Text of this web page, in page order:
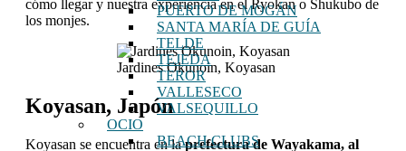
PUERTO DE MOGÁN
SANTA MARÍA DE GUÍA
TELDE
TEJEDA
TEROR
VALLESECO
VALSEQUILLO
OCIO
BEACH CLUBS
cómo llegar y nuestra experiencia en el Ryokan o Shukubo de
los monjes.
Jardines Okunoin, Koyasan
Koyasan, Japón
Koyasan se encuentra en laprefectura de Wayakama, al